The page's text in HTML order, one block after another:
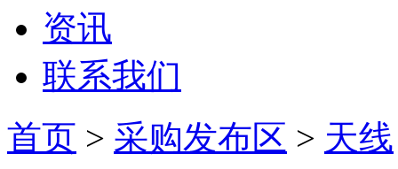
资讯
联系我们
首页 > 采购发布区 > 天线